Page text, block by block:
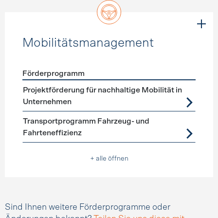
Mobilitätsmanagement
Förderprogramme Mobilitätsmanagement
Förderprogramm
Projektförderung für nachhaltige Mobilität in
Unternehmen
Transportprogramm Fahrzeug- und
Fahrteneffizienz
+ alle öffnen
Sind Ihnen weitere Förderprogramme oder